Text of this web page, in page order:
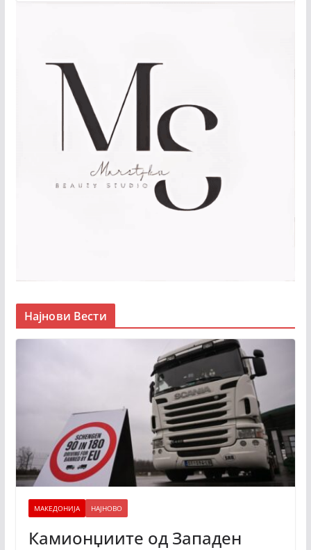
Најнови Вести
МАКЕДОНИЈА НАЈНОВО
Камионџиите од Западен